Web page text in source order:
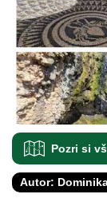
Pozri si
Autor: